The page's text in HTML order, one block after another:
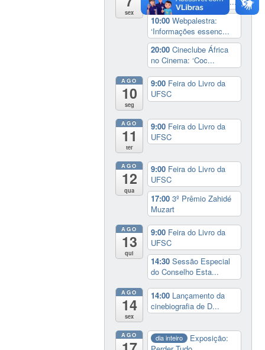
sex
10:00Webpalestra:
‘Informações essenc...
20:00Cineclube África
no Cinema: ‘Coc...
AGO
10
seg
9:00 Feira do Livro da
UFSC
AGO
11
ter
9:00 Feira do Livro da
UFSC
AGO
12
qua
9:00 Feira do Livro da
UFSC
17:003º Prêmio Zahidé
Muzart
AGO
13
qui
9:00 Feira do Livro da
UFSC
14:30Sessão Especial
do Conselho Esta...
AGO
14
sex
14:00 Lançamento da
cinebiografia de D...
AGO dia inteiro
Exposição: